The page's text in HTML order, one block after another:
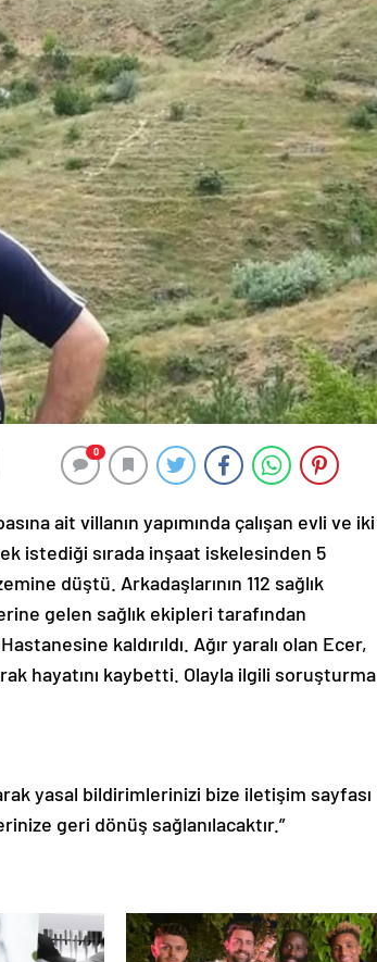
0
ait villanın yapımında çalışan evli ve iki
istediği sırada inşaat iskelesinden 5
düştü. Arkadaşlarının 112 sağlık
gelen sağlık ekipleri tarafından
kaldırıldı. Ağır yaralı olan Ecer,
hayatını kaybetti. Olayla ilgili soruşturma
yasal bildirimlerinizi bize iletişim sayfası
geri dönüş sağlanılacaktır.”